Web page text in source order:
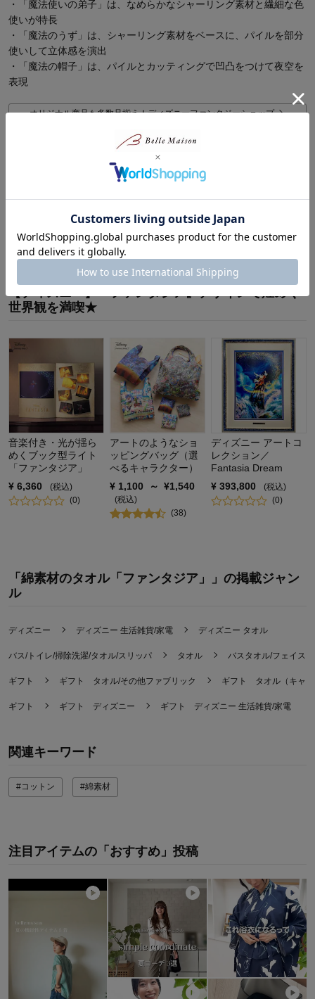
・「魔法使いの弟子」は、なめらかなシャーリング素材と繊細な色
使いが特長
・「魔法のうず」は、シャーリング素材をベースに、パイルを部分
使いして立体感を演出
・「魔法の帽子」は、パイルとカッティングで凹凸をつけて夜空を
表現
オリジナル商品も多数品揃え！ディズニーファンタジーショップ
対象商品の商品レビューはまだありません。
【ディズニー】『ファンタジア』デザインで煌めく
世界観を満喫★
音楽付き・光が揺ら
めくブック型ライト
「ファンタジア」
¥ 6,360
(税込)
(0)
アートのようなショ
ッピングバッグ（選
べるキャラクター）
¥ 1,100 ～ ¥1,540
(税込)
(38)
ディズニー アートコ
レクション／
Fantasia Dream
¥ 393,800
(税込)
(0)
「綿素材のタオル「ファンタジア」」の掲載ジャン
ル
ディズニー ディズニー 生活雑貨/家電 ディズニー タオル
バス/トイレ/掃除洗濯/タオル/スリッパ タオル バスタオル/フェイス
ギフト ギフト タオル/その他ファブリック ギフト タオル（キャラ
ギフト ギフト ディズニー ギフト ディズニー 生活雑貨/家電
関連キーワード
#コットン #綿素材
注目アイテムの「おすすめ」投稿